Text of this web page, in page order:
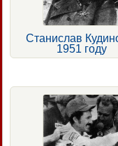
Станислав
1951 году